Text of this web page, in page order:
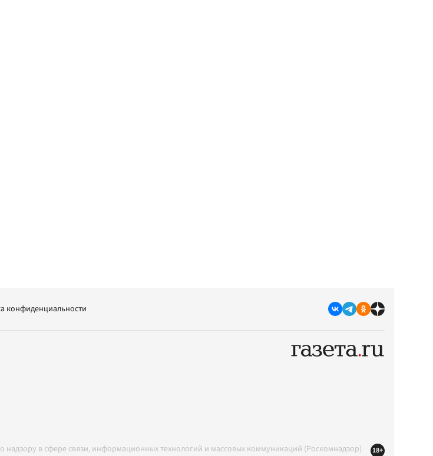
конфиденциальности
в сфере связи, информационных технологий и массовых коммуникаций (Роскомнадзор)
18+